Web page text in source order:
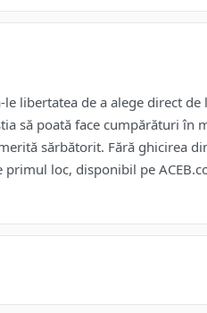
libertatea de a alege direct
să poată face cumpărături în
sărbătorit. Fără ghicirea
loc, disponibil pe